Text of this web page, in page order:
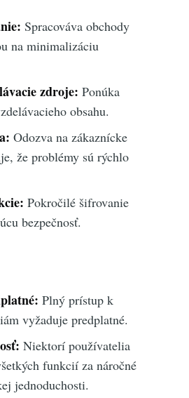
Spracováva obchody
na minimalizáciu
zdroje: Ponúka
obsahu.
Odozva na zákaznícke
že problémy sú rýchlo
Pokročilé šifrovanie
bezpečnosť.
Plný prístup k
vyžaduje predplatné.
Niektorí používatelia
funkcií za náročné
jednoduchosti.